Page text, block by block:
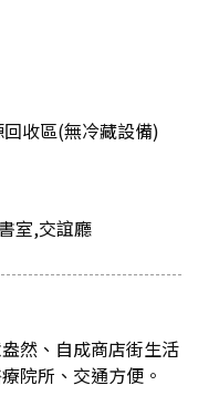
收區(無冷藏設備)
室,交誼廳
然、自成商店街生活
院所、交通方便。